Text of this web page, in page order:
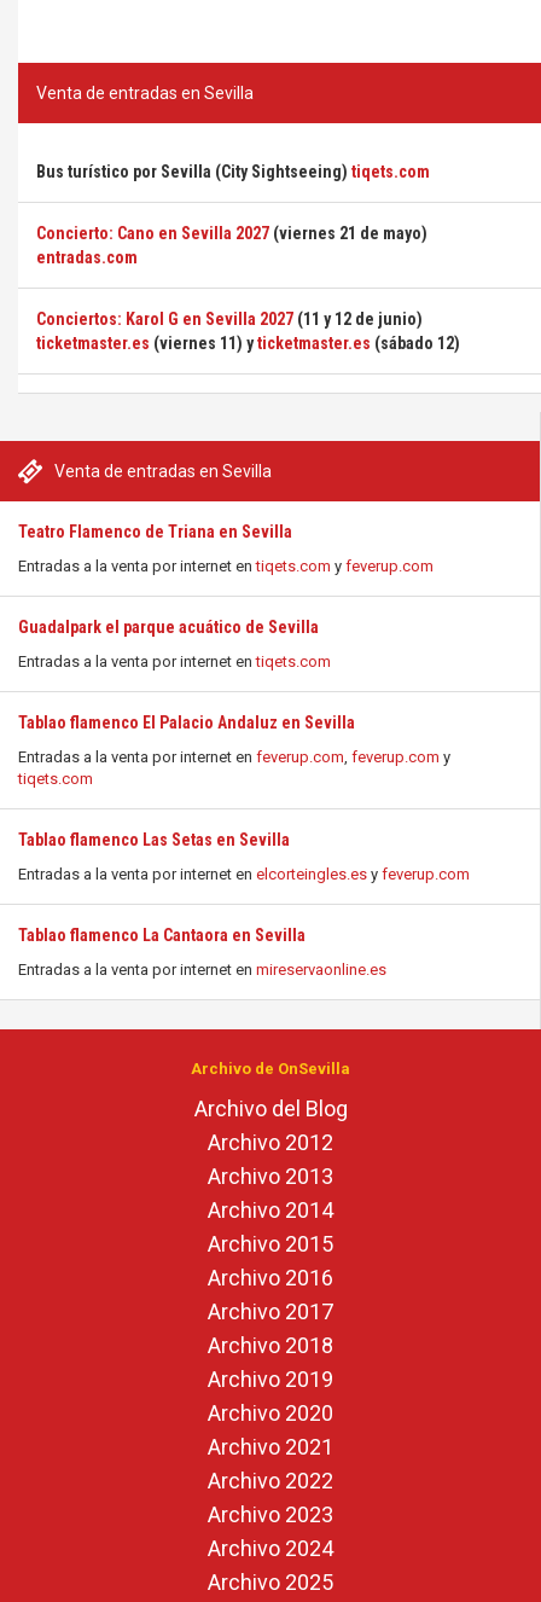
Venta de entradas en Sevilla
Teatro Flamenco de Triana en Sevilla
Entradas a la venta por internet entiqets.com y feverup.com
Guadalpark el parque acuático de Sevilla
Entradas a la venta por internet entiqets.com
Tablao flamenco El Palacio Andaluz en Sevilla
Entradas a la venta por internet en feverup.com, feverup.com y
tiqets.com
Tablao flamenco Las Setas en Sevilla
Entradas a la venta por internet en elcorteingles.es y feverup.com
Tablao flamenco La Cantaora en Sevilla
Entradas a la venta por internet en mireservaonline.es
Venta de entradas en Sevilla
Bus turístico por Sevilla (City Sightseeing) tiqets.com
Concierto: Cano en Sevilla 2027 (viernes 21 de mayo)
entradas.com
Conciertos: Karol G en Sevilla 2027 (11 y 12 de junio)
ticketmaster.es (viernes 11) yticketmaster.es (sábado 12)
Archivo de OnSevilla
Archivo del Blog
Archivo 2012
Archivo 2013
Archivo 2014
Archivo 2015
Archivo 2016
Archivo 2017
Archivo 2018
Archivo 2019
Archivo 2020
Archivo 2021
Archivo 2022
Archivo 2023
Archivo 2024
Archivo 2025